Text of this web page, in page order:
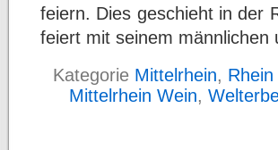
feiern. Dies geschieht in der
feiert mit seinem
Kategorie Mittelrhein,
Mittelrhein Wein,